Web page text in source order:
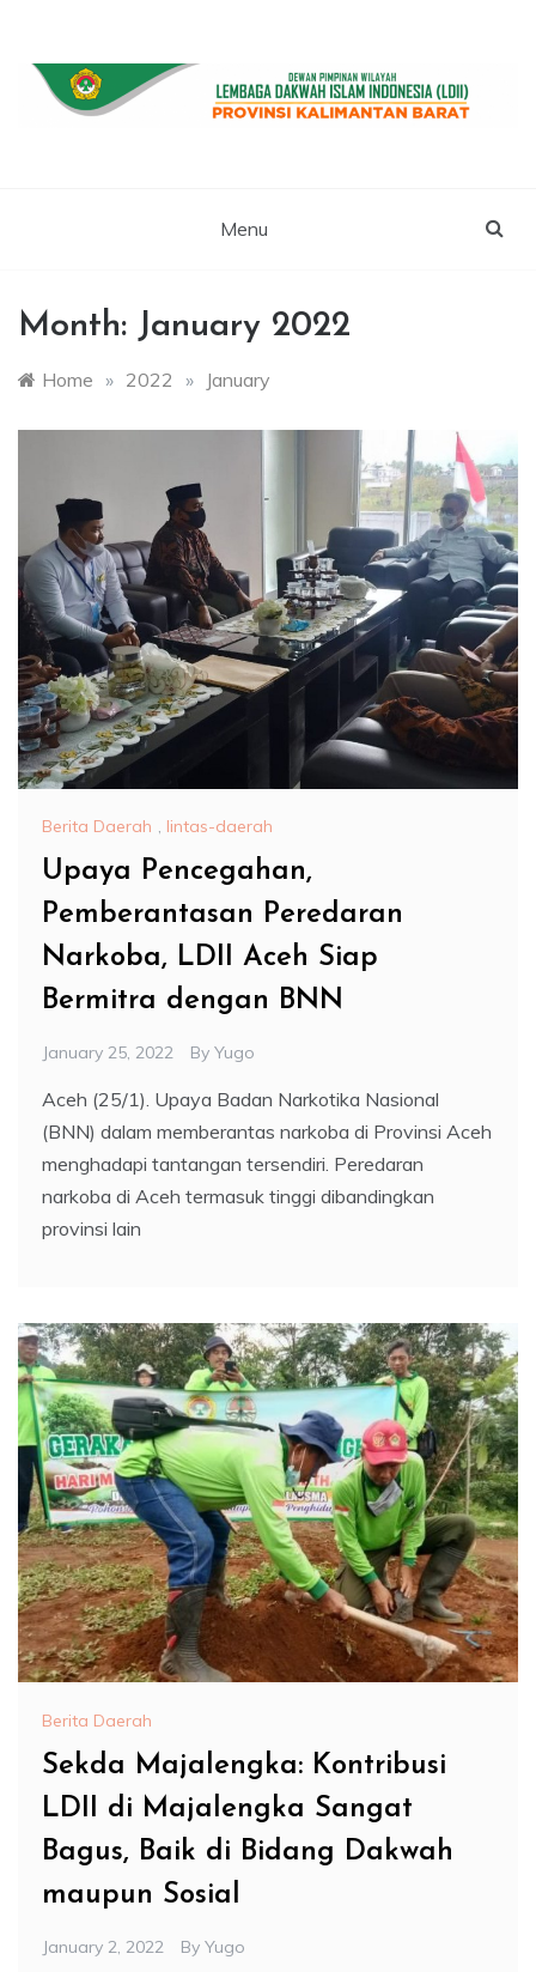
content
KALIMANTAN
BARAT
Menu
Month: January 2022
Home » 2022 » January
Berita Daerah , lintas-daerah
Upaya Pencegahan,
Pemberantasan Peredaran
Narkoba, LDII Aceh Siap
Bermitra dengan BNN
January 25, 2022 By Yugo
Aceh (25/1). Upaya Badan Narkotika Nasional
(BNN) dalam memberantas narkoba di Provinsi Aceh
menghadapi tantangan tersendiri. Peredaran
narkoba di Aceh termasuk tinggi dibandingkan
provinsi lain
Berita Daerah
Sekda Majalengka: Kontribusi
LDII di Majalengka Sangat
Bagus, Baik di Bidang Dakwah
maupun Sosial
January 2, 2022 By Yugo